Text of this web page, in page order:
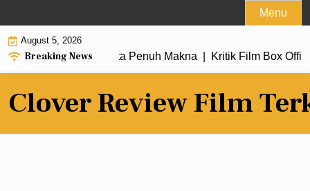
to
content
Menu
August 5, 2026
Breaking News
dengan Alur Cerita Penuh Makna |Kritik Film Box Office
Clover Review Film